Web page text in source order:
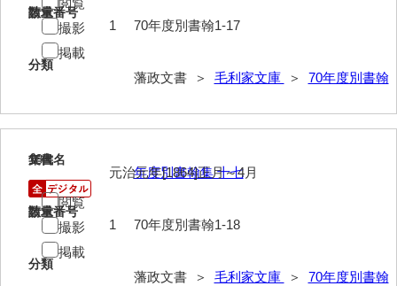
請求番号
70年度別書翰1-17
分類
藩政文書 ＞ 毛利家文庫 ＞ 70年度別書翰
数量
1
閲覧
撮影
掲載
18
文書名
年度別書翰集 十七
請求番号
70年度別書翰1-18
分類
藩政文書 ＞ 毛利家文庫 ＞ 70年度別書翰
年代
元治元年[1864]正月～4月
数量
1
閲覧
撮影
掲載